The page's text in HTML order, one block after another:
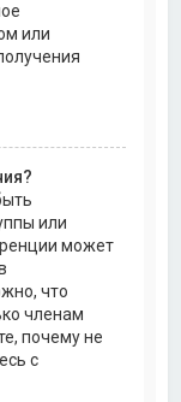
или
или
может
что
членам
почему не
с